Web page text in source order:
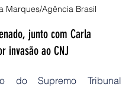
Marques/Agência Brasil
junto com Carla
invasão ao CNJ
do Supremo Tribunal